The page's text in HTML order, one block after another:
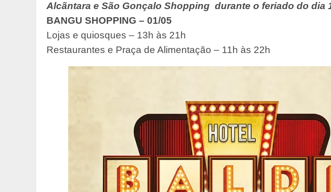
Alcãntara e São Gonçalo Shopping durante o feriado do dia
BANGU SHOPPING – 01/05
Lojas e quiosques – 13h às 21h
Restaurantes e Praça de Alimentação – 11h às 22h